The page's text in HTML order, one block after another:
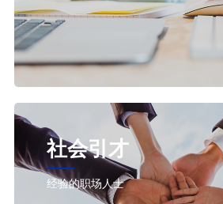
社会引才
经验的职场人士